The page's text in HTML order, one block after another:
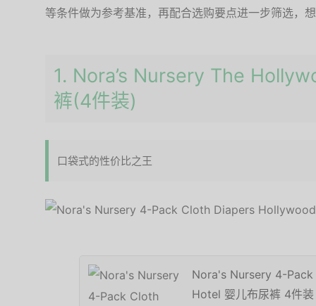
等条件做为参考基准，再配合选购要点进一步筛选，
1. Nora’s Nursery The
裤(4件装)
口袋式的性价比之王
Nora's Nursery 4-
Hotel 婴儿布尿裤 4件装